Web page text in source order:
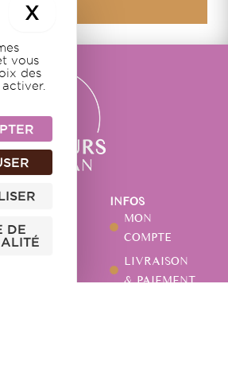
NOTRE
NOTRE
HISTOIRE
INFOS
MON
COMPTE
LIVRAISON
& PAIEMENT
vous
des
DE
X